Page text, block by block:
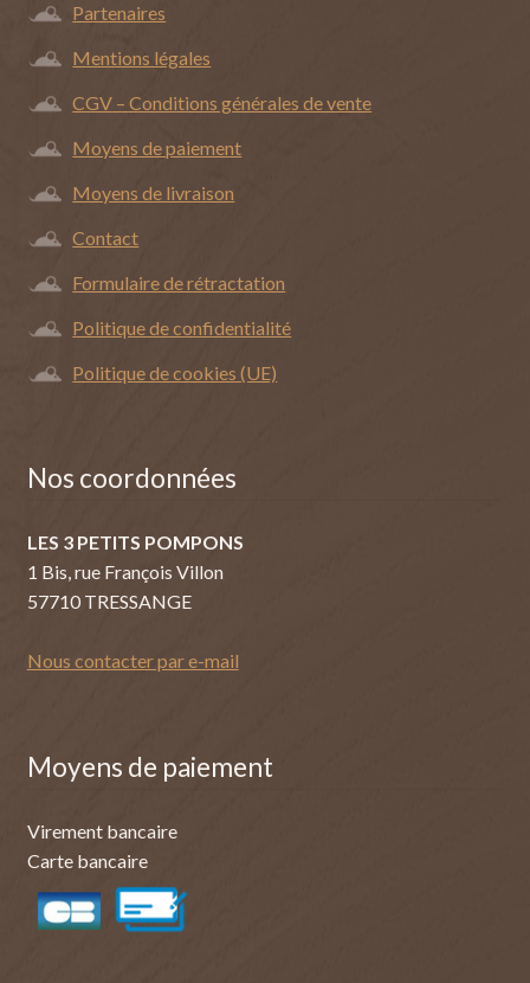
Partenaires
Mentions légales
CGV – Conditions générales de vente
Moyens de paiement
Moyens de livraison
Contact
Formulaire de rétractation
Politique de confidentialité
Politique de cookies (UE)
Nos coordonnées
LES 3 PETITS POMPONS
1 Bis, rue François Villon
57710 TRESSANGE
Nous contacter par e-mail
Moyens de paiement
Virement bancaire
Carte bancaire